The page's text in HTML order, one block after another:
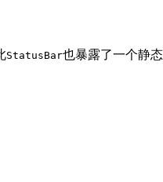
StatusBar也暴露了一个静